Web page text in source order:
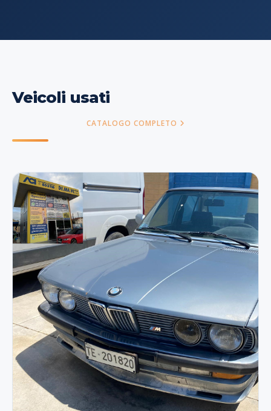
Veicoli usati
CATALOGO COMPLETO